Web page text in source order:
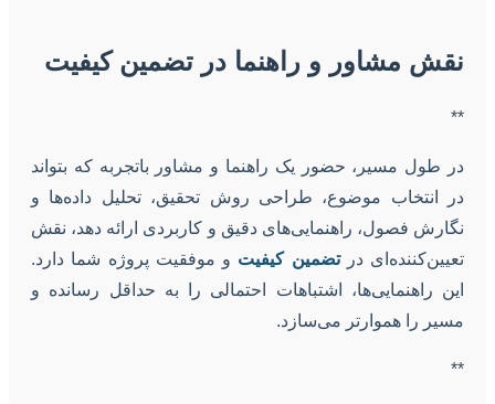
نقش مشاور و راهنما در تضمین کیفیت
**
در طول مسیر، حضور یک راهنما و مشاور باتجربه که بتواند
در انتخاب موضوع، طراحی روش تحقیق، تحلیل داده‌ها و
نگارش فصول، راهنمایی‌های دقیق و کاربردی ارائه دهد، نقش
تعیین‌کننده‌ای درتضمین کیفیت و موفقیت پروژه شما دارد.
این راهنمایی‌ها، اشتباهات احتمالی را به حداقل رسانده و
مسیر را هموارتر می‌سازد.
**